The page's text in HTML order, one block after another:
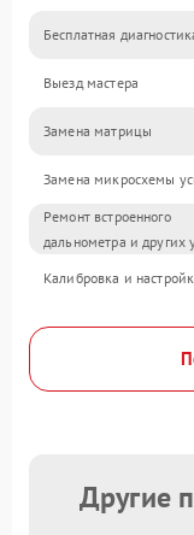
Бесплатная
Выезд мастера
Замена матрицы
Замена микросхемы
Ремонт встроенного
дальнометра и других
Калибровка и
Другие